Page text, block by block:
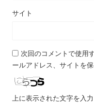
サイト
次回のコメントで使用
ールアドレス、サイトを保
上に表示された文字を入